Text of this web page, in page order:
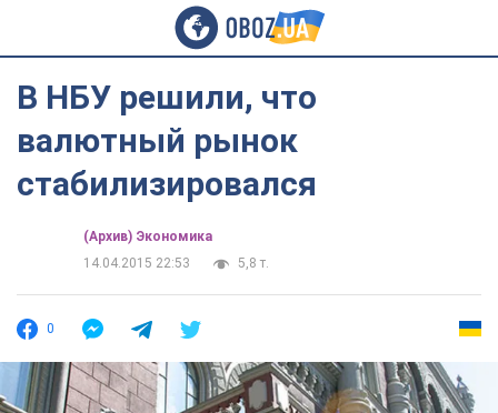
В НБУ решили, что
валютный рынок
стабилизировался
(Архив) Экономика
14.04.2015 22:53
5,8 т.
0